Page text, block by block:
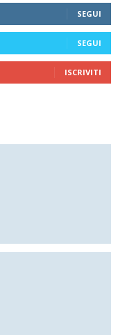
SEGUI
SEGUI
ISCRIVITI